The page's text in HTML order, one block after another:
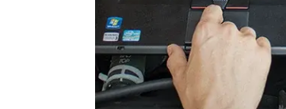
Heckklappe
Klimaanlage